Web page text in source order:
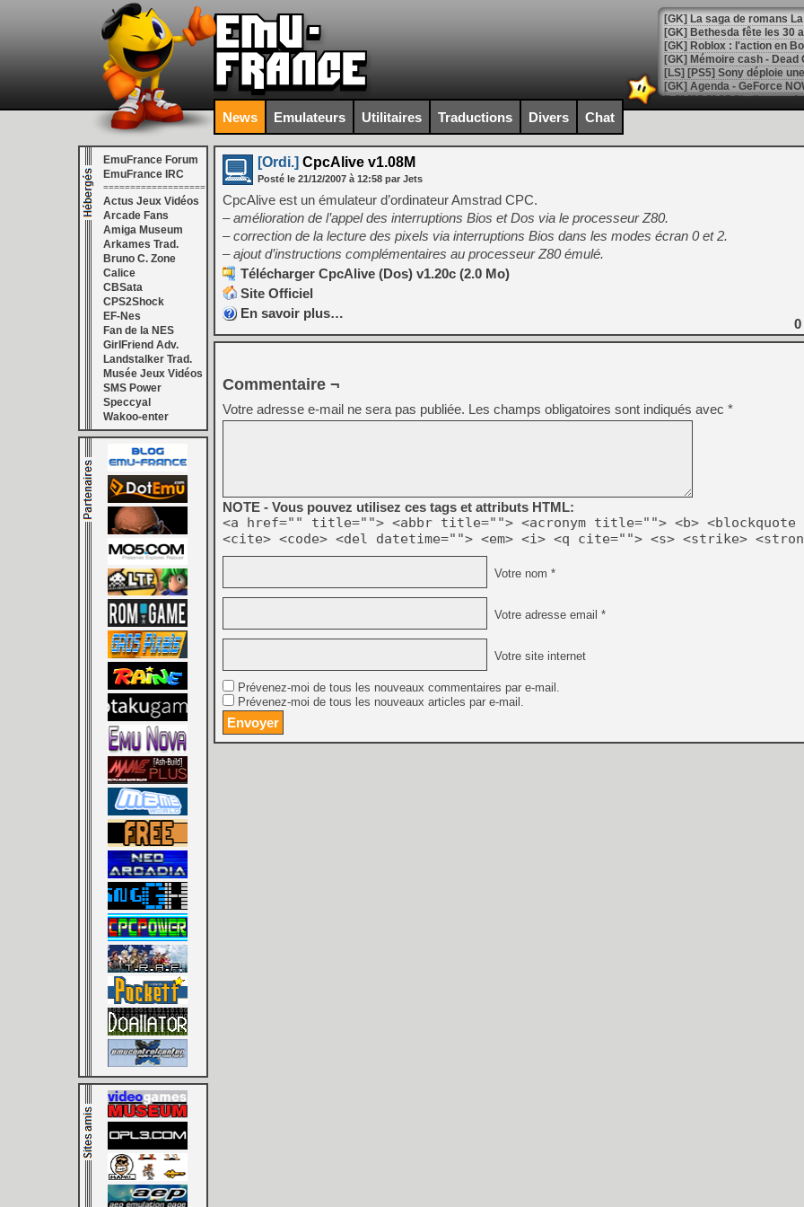
[GK] Bethesda fête les 30
[GK] Roblox : l'action en
[GK] Agenda - GeForce
[GK] Devolver Digital en a
[LS] [PS5] ps5-y2jb-
[GK] Pourquoi Marvel
[GK] Test : Restory : Chill
[GK] GTA 6 : Rockstar
[GK] Hot Wheels Infinite
[GK] Mémoire cash -
[GK] Résultats Nintendo :
[GK] Déjà des
[GK] Minecraft et ses «
[GK] Beast of
[GK] Ubisoft : fin de partie
[GK] Mémoire cash -
[GK] Dan Houser (GTA)
[GK] Comment EA Sports
[GK] Crimson Moon : un
[GK] Isle of Reveries : le
[GK] Moonlighter 2 : The
[GK] Capcom relance
[GK] Le beat'em up The
[GK] Endless Legend 2 :
[LS] [PS5] Le WebKit
[GK] Oubliez Crazy Taxi,
[LS] [Switch] NSZ 5.0.0
News Emulateurs Utilitaires Traductions Divers Chat
EmuFrance Forum
EmuFrance IRC
===================
Actus Jeux Vidéos
Arcade Fans
Amiga Museum
Arkames Trad.
Bruno C. Zone
Calice
CBSata
CPS2Shock
EF-Nes
Fan de la NES
GirlFriend Adv.
Landstalker Trad.
Musée Jeux Vidéos
SMS Power
Speccyal
Wakoo-enter
[Ordi.] CpcAlive v1.08M
Posté le 21/12/2007 à 12:58 par Jets
CpcAlive est un émulateur d’ordinateur Amstrad CPC.
– amélioration de l’appel des interruptions Bios et Dos via le processeur Z80.
– correction de la lecture des pixels via interruptions Bios dans les modes écran 0 et 2.
– ajout d’instructions complémentaires au processeur Z80 émulé.
Télécharger CpcAlive (Dos) v1.20c (2.0 Mo)
Site Officiel
En savoir plus…
0
Commentaire ¬
Votre adresse e-mail ne sera pas publiée. Les champs obligatoires sont indiqués avec *
NOTE - Vous pouvez utilisez ces tags et attributs HTML:
<a href="" title=""> <abbr title=""> <acronym title=""> <b> <blockquote
<cite> <code> <del datetime=""> <em> <i> <q cite=""> <s> <strike>
Votre nom *
Votre adresse email *
Votre site internet
Prévenez-moi de tous les nouveaux commentaires par e-mail.
Prévenez-moi de tous les nouveaux articles par e-mail.